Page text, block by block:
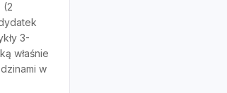
(2
3-
właśnie
w